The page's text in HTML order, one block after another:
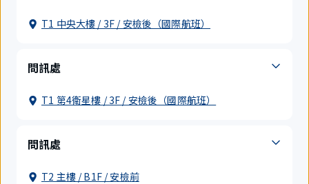
T1 中央大樓 / 3F / 安檢後（國際航班）
問訊處
T1 第4衛星樓 / 3F / 安檢後（國際航班）
問訊處
T2 主樓 / B1F / 安檢前